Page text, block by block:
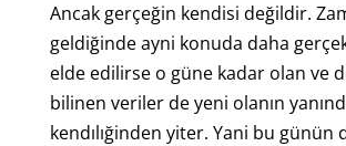
Ancak gerçeğin kendisi değildir.
geldiğinde ayni konuda daha
elde edilirse o güne kadar olan ve
bilinen veriler de yeni olanın
kendılığinden yiter. Yani bu günün